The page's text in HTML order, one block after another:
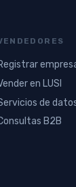
en LUSI
de
B2B